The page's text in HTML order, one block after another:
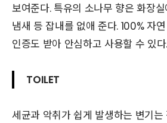
보여준다. 특유의 소나무 향은 화장
냄새 등 잡내를 없애 준다. 100% 자
인증도 받아 안심하고 사용할 수 있
TOILET
세균과 악취가 쉽게 발생하는 변기